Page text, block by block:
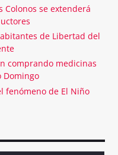
Colonos se extenderá
de Libertad del
comprando medicinas
Domingo
fenómeno de El Niño